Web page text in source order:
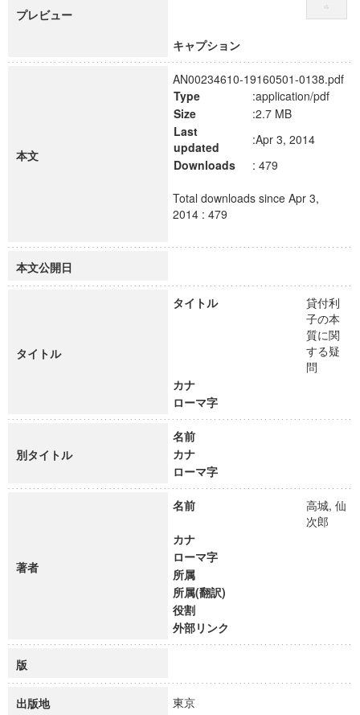
プレビュー
キャプション
本文
AN00234610-19160501-0138.pdf
Type
:application/pdf
Size
:2.7 MB
Last
updated
:Apr 3, 2014
Downloads
: 479
Total downloads since Apr 3,
2014 : 479
本文公開日
タイトル
タイトル
貸付利
子の本
質に関
する疑
問
カナ
ローマ字
別タイトル
名前
カナ
ローマ字
著者
名前
高城, 仙
次郎
カナ
ローマ字
所属
所属(翻訳)
役割
外部リンク
版
出版地 東京